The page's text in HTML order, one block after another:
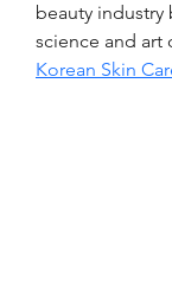
beauty
science and art
Korean Skin